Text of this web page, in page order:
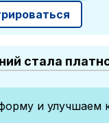
стала
и улучшаем